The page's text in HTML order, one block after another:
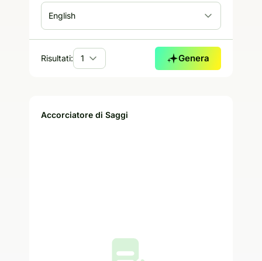
Risultati: Genera
Accorciatore di Saggi